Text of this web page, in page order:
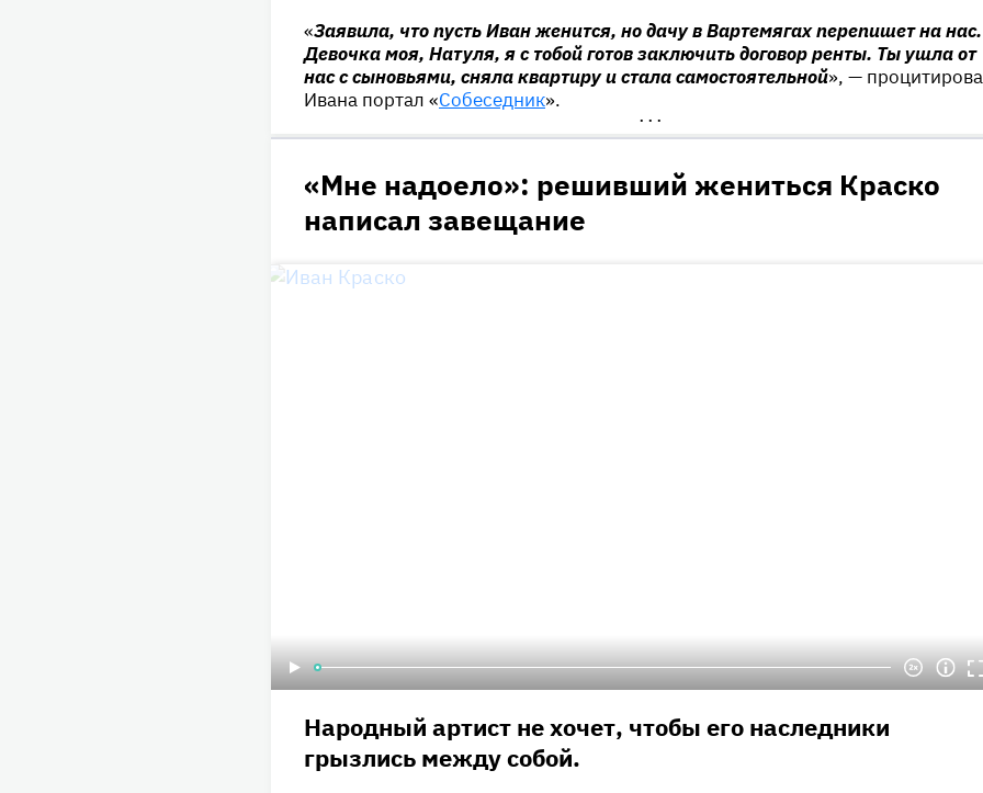
«Заявила, что пусть Иван женится, но дачу в Вартемягах перепишет на нас.
Девочка моя, Натуля, я с тобой готов заключить договор ренты. Ты ушла от
нас c сыновьями, сняла квартиру и стала самостоятельной», —
Ивана портал «Собеседник».
•••
«Мне надоело»: решивший жениться Краско
написал завещание
Народный артист не хочет, чтобы его наследники
грызлись между собой.